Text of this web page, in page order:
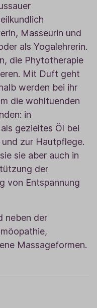
Masseurin und
als Yogalehrerin.
die Phytotherapie
Mit Duft geht
werden bei ihr
die wohltuenden
in
gezieltes Öl bei
zur Hautpflege.
sie aber auch in
der
von Entspannung
neben der
Massageformen.